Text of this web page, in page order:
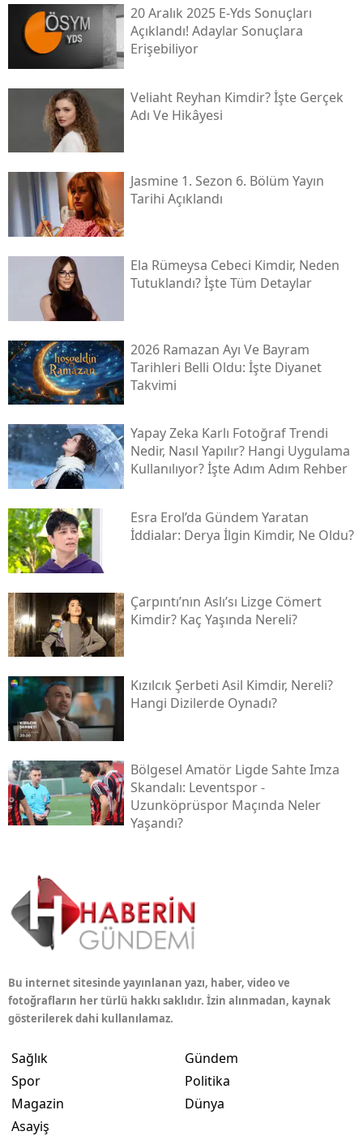
20 Aralık 2025 E-Yds Sonuçları
Açıklandı! Adaylar Sonuçlara
Erişebiliyor
Veliaht Reyhan Kimdir? İşte Gerçek
Adı Ve Hikâyesi
Jasmine 1. Sezon 6. Bölüm Yayın
Tarihi Açıklandı
Ela Rümeysa Cebeci Kimdir, Neden
Tutuklandı? İşte Tüm Detaylar
2026 Ramazan Ayı Ve Bayram
Tarihleri Belli Oldu: İşte Diyanet
Takvimi
Yapay Zeka Karlı Fotoğraf Trendi
Nedir, Nasıl Yapılır? Hangi Uygulama
Kullanılıyor? İşte Adım Adım Rehber
Esra Erol’da Gündem Yaratan
İddialar: Derya İlgin Kimdir, Ne Oldu?
Çarpıntı’nın Aslı’sı Lizge Cömert
Kimdir? Kaç Yaşında Nereli?
Kızılcık Şerbeti Asil Kimdir, Nereli?
Hangi Dizilerde Oynadı?
Bölgesel Amatör Ligde Sahte Imza
Skandalı: Leventspor -
Uzunköprüspor Maçında Neler
Yaşandı?
Bu internet sitesinde yayınlanan yazı, haber, video ve
fotoğrafların her türlü hakkı saklıdır. İzin alınmadan, kaynak
gösterilerek dahi kullanılamaz.
Sağlık
Spor
Magazin
Asayiş
Gündem
Politika
Dünya